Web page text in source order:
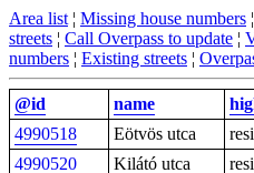
Area list ¦ Missing house numbers ¦
streets ¦ Call Overpass to update ¦
numbers ¦ Existing streets ¦
@id name
4990518
Eötvös utca
4990520
Kilátó utca